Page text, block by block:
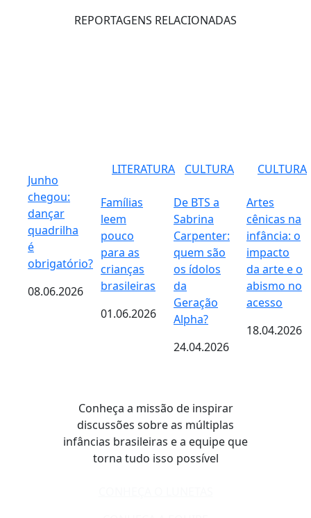
REPORTAGENS RELACIONADAS
Junho
chegou:
dançar
quadrilha
é
obrigatório?
08.06.2026
LITERATURA
Famílias
leem
pouco
para as
crianças
brasileiras
01.06.2026
CULTURA
De BTS a
Sabrina
Carpenter:
quem são
os ídolos
da
Geração
Alpha?
24.04.2026
CULTURA
Artes
cênicas na
infância: o
impacto
da arte e o
abismo no
acesso
18.04.2026
Conheça a missão de inspirar
discussões sobre as múltiplas
infâncias brasileiras e a equipe que
torna tudo isso possível